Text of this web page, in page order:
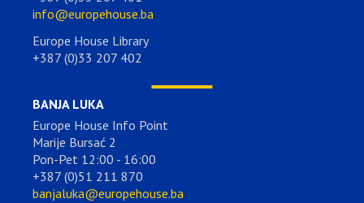
info@europehouse.ba
Europe House Library
+387 (0)33 207 402
BANJA LUKA
Europe House Info Point
Marije Bursać 2
Pon-Pet 12:00 - 16:00
+387 (0)51 211 870
banjaluka@europehouse.ba